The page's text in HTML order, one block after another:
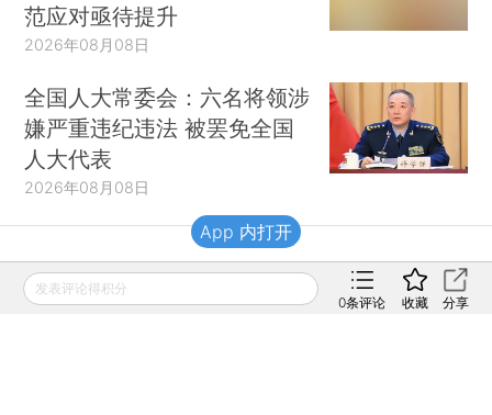
范应对亟待提升
2026年08月08日
全国人大常委会：六名将领涉
嫌严重违纪违法 被罢免全国
人大代表
2026年08月08日
财新移动
发表评论得积分
0条评论 收藏 分享
App 内打开